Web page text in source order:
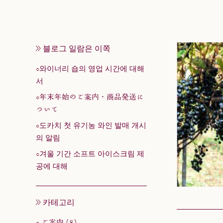
블로그 일람은 이쪽
와이너리 숍의 영업 시간에 대해
서
年末年始のご案内・商品発送に
ついて
도카치 첫 유기농 와인 발매 개시
의 알림
겨울 기간 소프트 아이스크림 제
공에 대해
카테고리